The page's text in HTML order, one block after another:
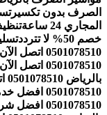
الصرف بدون تكسير
المجاري 24 ساعة
خصم 50% لا تتردد
0501078510 اتصل الآن خصم 50% لا تتردد
0501078510 اتصل الآن خصم 50% لا تتردد
بالرياض 0501078510 اتصل الآن
0501078510 افضل خدمات شفط البيارات
0501078510 افضل شركة سباكة في الرياض